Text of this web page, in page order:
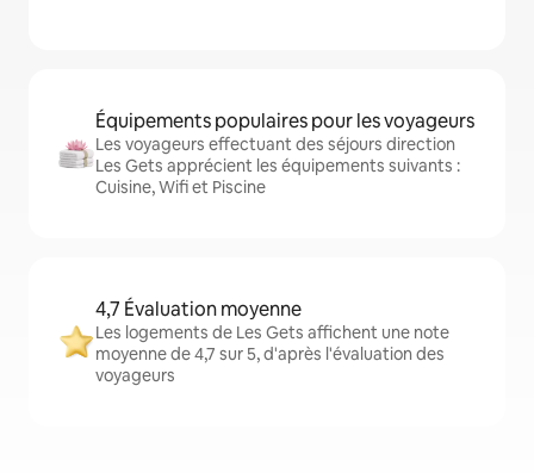
Équipements populaires pour les voyageurs
Les voyageurs effectuant des séjours direction
Les Gets apprécient les équipements suivants :
Cuisine, Wifi et Piscine
4,7 Évaluation moyenne
Les logements de Les Gets affichent une note
moyenne de 4,7 sur 5, d'après l'évaluation des
voyageurs